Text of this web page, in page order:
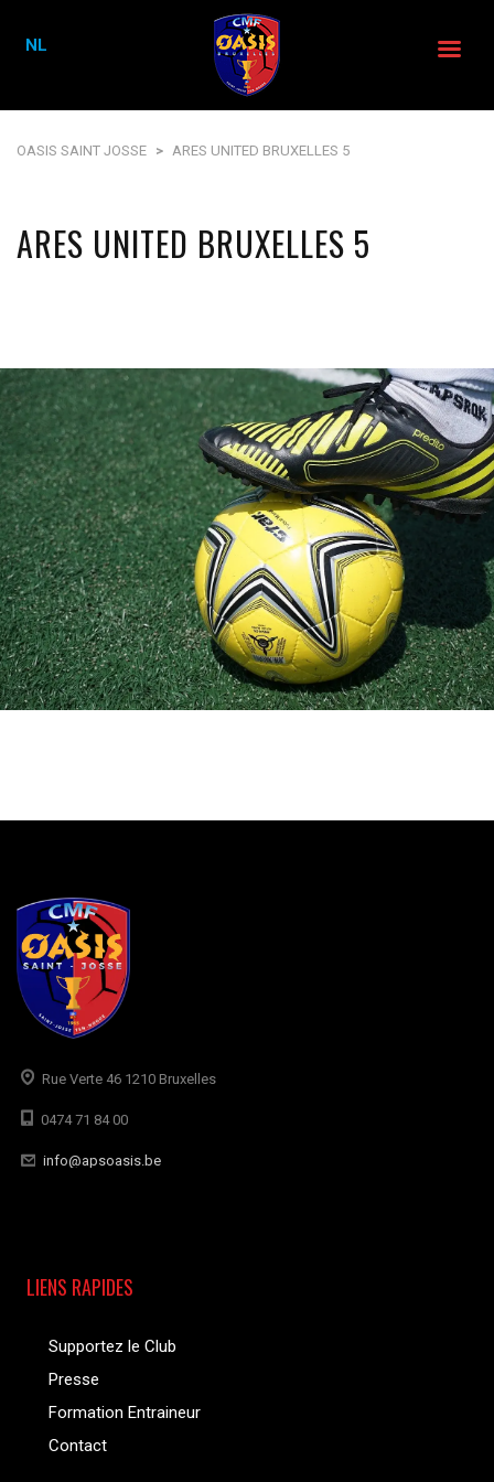
OASIS SAINT JOSSE > ARES UNITED BRUXELLES 5
ARES UNITED BRUXELLES 5
Rue Verte 46 1210 Bruxelles
0474 71 84 00
info@apsoasis.be
LIENS RAPIDES
Supportez le Club
Presse
Formation Entraineur
Contact
NL